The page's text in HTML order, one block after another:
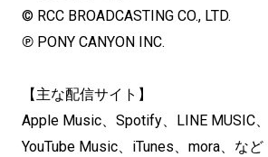
© RCC BROADCASTING CO., LTD.
℗ PONY CANYON INC.
【主な配信サイト】
Apple Music、Spotify、LINE MUSIC
YouTube Music、iTunes、mora、など